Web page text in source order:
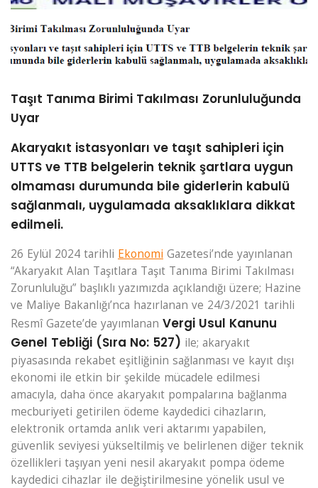
BASINDA BIZ
GALERI
İLETIŞIM
Taşıt Tanıma Birimi Takılması Zorunluluğunda
Uyar
Akaryakıt istasyonları ve taşıt sahipleri için
UTTS ve TTB belgelerin teknik şartlara uygun
olmaması durumunda bile giderlerin kabulü
sağlanmalı, uygulamada aksaklıklara dikkat
edilmeli.
26 Eylül 2024 tarihli Ekonomi Gazetesi’nde yayınlanan
“Akaryakıt Alan Taşıtlara Taşıt Tanıma Birimi Takılması
Zorunluluğu” başlıklı yazımızda açıklandığı üzere; Hazine
ve Maliye Bakanlığı’nca hazırlanan ve 24/3/2021 tarihli
Resmî Gazete’de yayımlanan Vergi Usul Kanunu
Genel Tebliği (Sıra No: 527) ile; akaryakıt
piyasasında rekabet eşitliğinin sağlanması ve kayıt dışı
ekonomi ile etkin bir şekilde mücadele edilmesi
amacıyla, daha önce akaryakıt pompalarına bağlanma
mecburiyeti getirilen ödeme kaydedici cihazların,
elektronik ortamda anlık veri aktarımı yapabilen,
güvenlik seviyesi yükseltilmiş ve belirlenen diğer teknik
özellikleri taşıyan yeni nesil akaryakıt pompa ödeme
kaydedici cihazlar ile değiştirilmesine yönelik usul ve